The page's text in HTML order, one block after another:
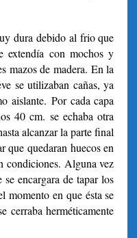
dura debido al frio que
extendía con mochos y
mazos de madera. En la
se utilizaban cañas, ya
aislante. Por cada capa
40 cm. se echaba otra
alcanzar la parte final
que quedaran huecos en
condiciones. Alguna vez
encargara de tapar los
momento en que ésta se
cerraba herméticamente